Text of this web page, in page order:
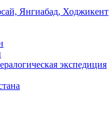
Янгиабад, Ходжикент
экспедиция